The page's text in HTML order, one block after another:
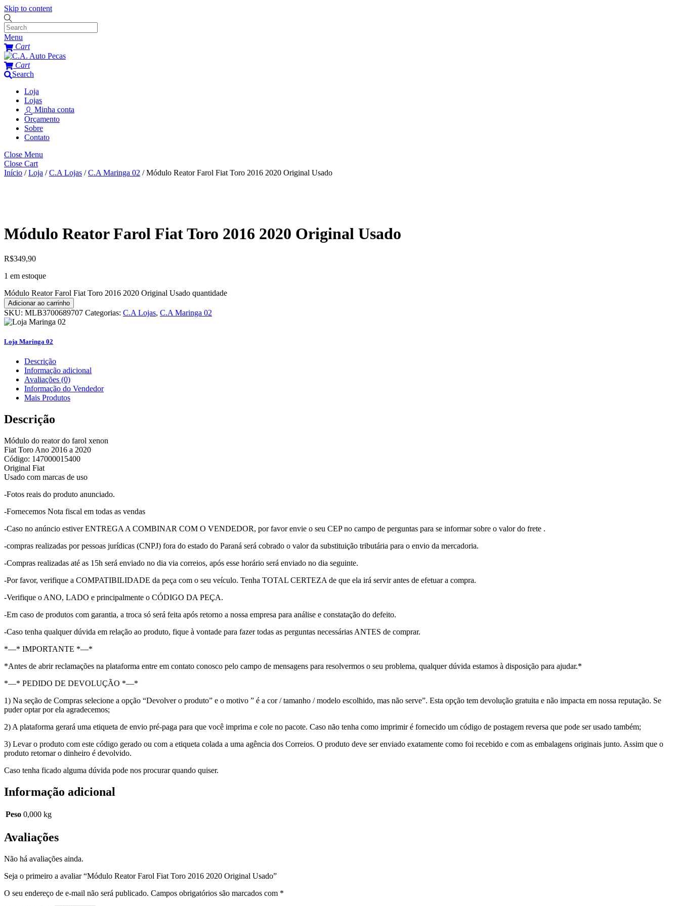
Skip to content
Menu
Cart
Cart
Search
Loja
Lojas
Minha conta
Orçamento
Sobre
Contato
Close Menu
Close Cart
Início /Loja /C.A Lojas /C.A Maringa 02 / Módulo Reator Farol Fiat Toro 2016 2020 Original Usado
Módulo Reator Farol Fiat Toro 2016 2020 Original Usado
R$349,90
1 em estoque
Módulo Reator Farol Fiat Toro 2016 2020 Original Usado quantidade
Adicionar ao carrinho
SKU: MLB3700689707 Categorias: C.A Lojas, C.A Maringa 02
Loja Maringa 02
Descrição
Informação adicional
Avaliações (0)
Informação do Vendedor
Mais Produtos
Descrição
Módulo do reator do farol xenon
Fiat Toro Ano 2016 a 2020
Código: 147000015400
Original Fiat
Usado com marcas de uso
-Fotos reais do produto anunciado.
-Fornecemos Nota fiscal em todas as vendas
-Caso no anúncio estiver ENTREGA A COMBINAR COM O VENDEDOR, por favor envie o seu CEP no campo de perguntas para se informar sobre o valor do frete .
-compras realizadas por pessoas jurídicas (CNPJ) fora do estado do Paraná será cobrado o valor da substituição tributária para o envio da mercadoria.
-Compras realizadas até as 15h será enviado no dia via correios, após esse horário será enviado no dia seguinte.
-Por favor, verifique a COMPATIBILIDADE da peça com o seu veículo. Tenha TOTAL CERTEZA de que ela irá servir antes de efetuar a compra.
-Verifique o ANO, LADO e principalmente o CÓDIGO DA PEÇA.
-Em caso de produtos com garantia, a troca só será feita após retorno a nossa empresa para análise e constatação do defeito.
-Caso tenha qualquer dúvida em relação ao produto, fique à vontade para fazer todas as perguntas necessárias ANTES de comprar.
*—* IMPORTANTE *—*
*Antes de abrir reclamações na plataforma entre em contato conosco pelo campo de mensagens para resolvermos o seu problema, qualquer dúvida estamos à disposição para ajudar.*
*—* PEDIDO DE DEVOLUÇÃO *—*
1) Na seção de Compras selecione a opção “Devolver o produto” e o motivo ” é a cor / tamanho / modelo escolhido, mas não serve”. Esta opção tem devolução gratuita e não impacta em nossa reputação. Se
puder optar por ela agradecemos;
2) A plataforma gerará uma etiqueta de envio pré-paga para que você imprima e cole no pacote. Caso não tenha como imprimir é fornecido um código de postagem reversa que pode ser usado também;
3) Levar o produto com este código gerado ou com a etiqueta colada a uma agência dos Correios. O produto deve ser enviado exatamente como foi recebido e com as embalagens originais junto. Assim que o
produto retornar o dinheiro é devolvido.
Caso tenha ficado alguma dúvida pode nos procurar quando quiser.
Informação adicional
Peso 0,000 kg
Avaliações
Não há avaliações ainda.
Seja o primeiro a avaliar “Módulo Reator Farol Fiat Toro 2016 2020 Original Usado”
O seu endereço de e-mail não será publicado. Campos obrigatórios são marcados com *